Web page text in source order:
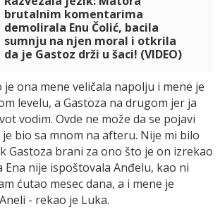
brutalnim komentarima
demolirala Enu Čolić, bacila
sumnju na njen moral i otkrila
da je Gastoz drži u šaci! (VIDEO)
je ona mene veličala napolju i mene je
levelu, a Gastoza na drugom jer ja
vodim. Ovde ne može da se pojavi
je bio sa mnom na afteru. Nije mi bilo
Gastoza brani za ono što je on izrekao
Ena nije ispoštovala Anđelu, kao ni
ćutao mesec dana, a i mene je
- rekao je Luka.